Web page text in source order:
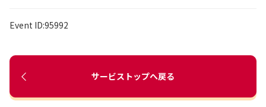
Event ID:95992
サービストップへ戻る